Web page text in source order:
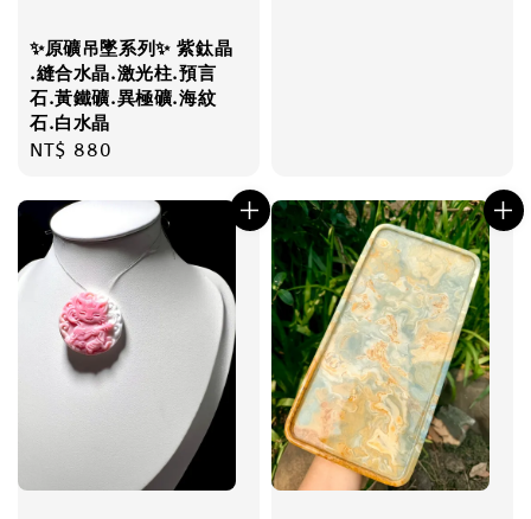
✨原礦吊墜系列✨ 紫鈦晶
.縫合水晶.激光柱.預言
石.黃鐵礦.異極礦.海紋
石.白水晶
Regular
NT$ 880